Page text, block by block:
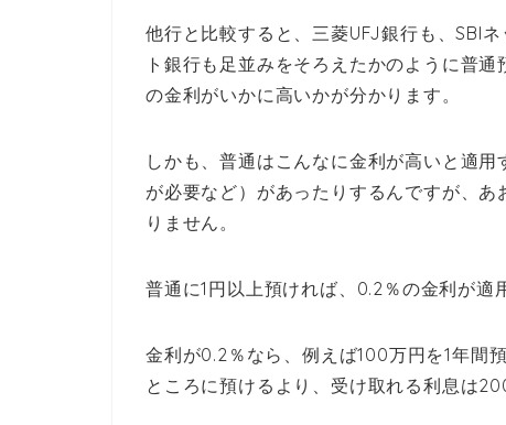
他行と比較すると、三菱UFJ銀行も、SBI
ト銀行も足並みをそろえたかのように普
の金利がいかに高いかが分かります。
しかも、普通はこんなに金利が高いと適
が必要など）があったりするんですが、
りません。
普通に1円以上預ければ、0.2％の金利が適
金利が0.2％なら、例えば100万円を1年間
ところに預けるより、受け取れる利息は